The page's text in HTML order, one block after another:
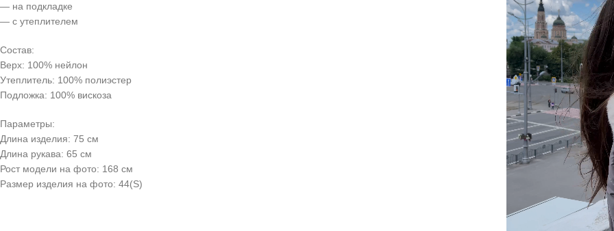
— на подкладке
— с утеплителем
Состав:
Верх: 100% нейлон
Утеплитель: 100% полиэстер
Подложка: 100% вискоза
Параметры:
Длина изделия: 75 см
Длина рукава: 65 см
Рост модели на фото: 168 см
Размер изделия на фото: 44(S)